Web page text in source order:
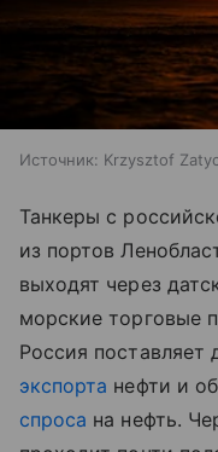
Источник: Krzysztof
Танкеры с
из портов
выходят через
морские торговые
Россия поставляет
экспорта нефти и
спроса на нефть.